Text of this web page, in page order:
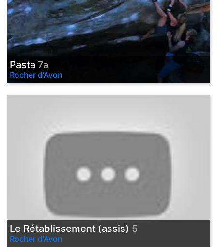
Pasta 7a
Rocher d'Avon
Le Rétablissement (assis) 5
Rocher d'Avon